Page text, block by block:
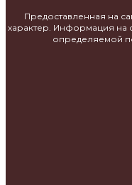
Предоставленная на
характер. Информация на
определяемой